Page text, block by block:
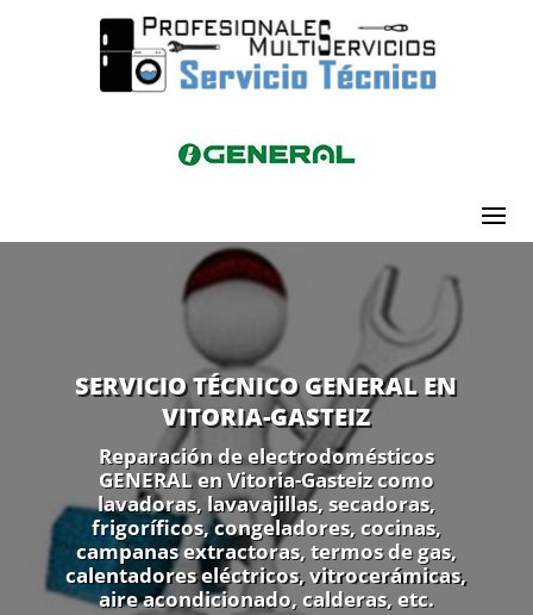
SERVICIO TÉCNICO GENERAL EN
VITORIA-GASTEIZ
Reparación de electrodomésticos
GENERAL en Vitoria-Gasteiz como
lavadoras, lavavajillas, secadoras,
frigoríficos, congeladores, cocinas,
campanas extractoras, termos de gas,
calentadores eléctricos, vitrocerámicas,
aire acondicionado, calderas, etc.